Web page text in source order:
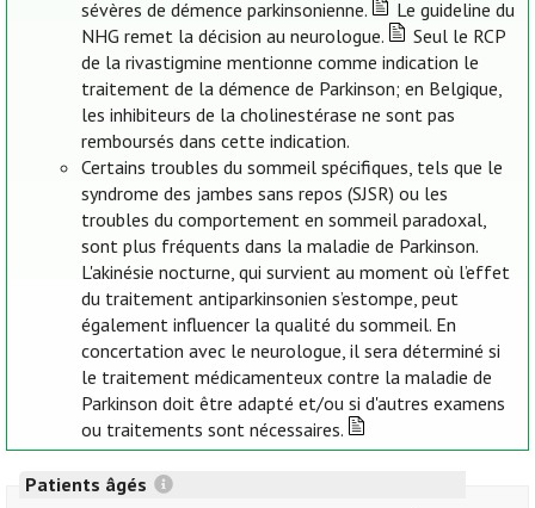
sévères de démence parkinsonienne.
Le guideline du
NHG remet la décision au neurologue.
Seul le RCP
de la rivastigmine mentionne comme indication le
traitement de la démence de Parkinson; en Belgique,
les inhibiteurs de la cholinestérase ne sont pas
remboursés dans cette indication.
Certains troubles du sommeil spécifiques, tels que le
syndrome des jambes sans repos (SJSR) ou les
troubles du comportement en sommeil paradoxal,
sont plus fréquents dans la maladie de Parkinson.
L'akinésie nocturne, qui survient au moment où l’effet
du traitement antiparkinsonien s’estompe, peut
également influencer la qualité du sommeil. En
concertation avec le neurologue, il sera déterminé si
le traitement médicamenteux contre la maladie de
Parkinson doit être adapté et/ou si d'autres examens
ou traitements sont nécessaires.
Patients âgés